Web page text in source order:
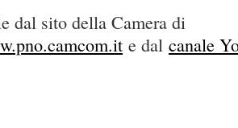
dal sito della Camera di
e dal canale